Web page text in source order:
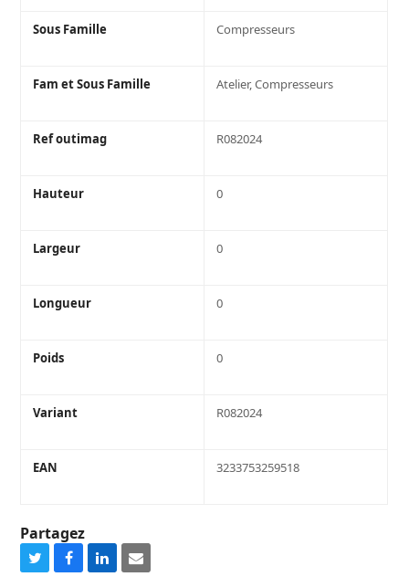
Sous Famille Compresseurs
Fam et Sous Famille Atelier, Compresseurs
Ref outimag R082024
Hauteur 0
Largeur 0
Longueur 0
Poids 0
Variant R082024
EAN 3233753259518
Partagez
ShareShareShareShare